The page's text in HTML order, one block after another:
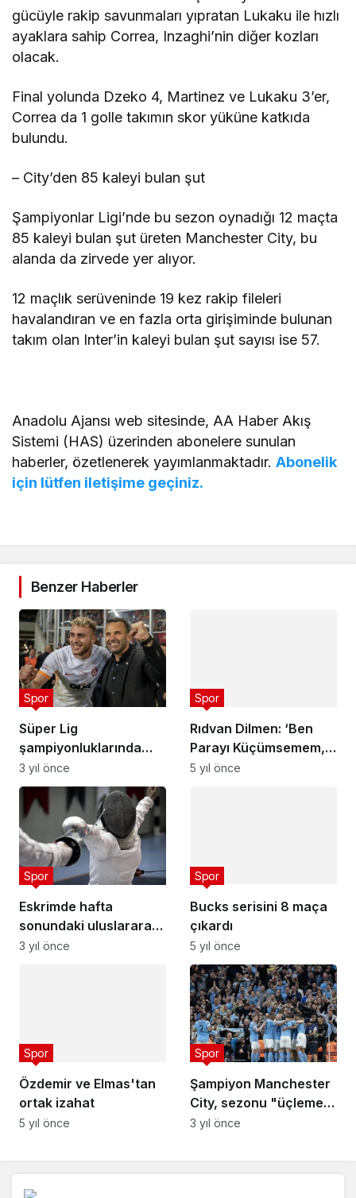
gücüyle rakip savunmaları yıpratan Lukaku ile hızlı
ayaklara sahip Correa, Inzaghi’nin diğer kozları
olacak.
Final yolunda Dzeko 4, Martinez ve Lukaku 3’er,
Correa da 1 golle takımın skor yüküne katkıda
bulundu.
– City’den 85 kaleyi bulan şut
Şampiyonlar Ligi’nde bu sezon oynadığı 12 maçta
85 kaleyi bulan şut üreten Manchester City, bu
alanda da zirvede yer alıyor.
12 maçlık serüveninde 19 kez rakip fileleri
havalandıran ve en fazla orta girişiminde bulunan
takım olan Inter’in kaleyi bulan şut sayısı ise 57.
Anadolu Ajansı web sitesinde, AA Haber Akış
Sistemi (HAS) üzerinden abonelere sunulan
haberler, özetlenerek yayımlanmaktadır.Abonelik
için lütfen iletişime geçiniz.
Benzer Haberler
Süper Lig
şampiyonluklarında
yerli teknik adam
geleneği sürüyor
Spor
3 yıl önce
Rıdvan Dilmen: ‘Ben
Parayı Küçümsemem,
Ülkede Asgari Ücretle
Geçinen, Ayda 8 Bin TL
5 yıl önce
Eskrimde hafta
sonundaki uluslararası
organizasyonlarda 48
Spor
3 yıl önce
5 yıl önce
ortak izahat
Şampiyon Manchester
City, sezonu "üçleme"
yaparak kapatma
Spor
3 yıl önce